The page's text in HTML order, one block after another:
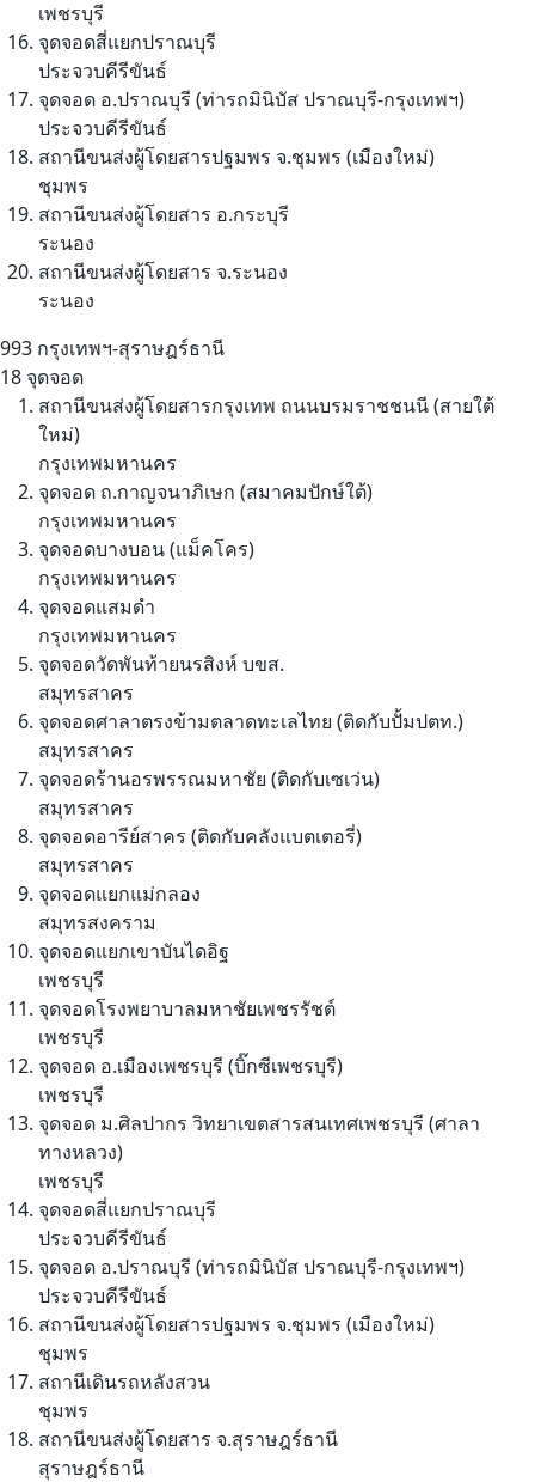
เพชรบุรี
จุดจอดสี่แยกปราณบุรี
ประจวบคีรีขันธ์
จุดจอด อ.ปราณบุรี (ท่ารถมินิบัส ปราณบุรี-กรุงเทพฯ)
ประจวบคีรีขันธ์
สถานีขนส่งผู้โดยสารปฐมพร จ.ชุมพร (เมืองใหม่)
ชุมพร
สถานีขนส่งผู้โดยสาร อ.กระบุรี
ระนอง
สถานีขนส่งผู้โดยสาร จ.ระนอง
ระนอง
993 กรุงเทพฯ-สุราษฎร์ธานี
18 จุดจอด
สถานีขนส่งผู้โดยสารกรุงเทพ ถนนบรมราชชนนี (สายใต้
ใหม่)
กรุงเทพมหานคร
จุดจอด ถ.กาญจนาภิเษก (สมาคมปักษ์ใต้)
กรุงเทพมหานคร
จุดจอดบางบอน (แม็คโคร)
กรุงเทพมหานคร
จุดจอดแสมดำ
กรุงเทพมหานคร
จุดจอดวัดพันท้ายนรสิงห์ บขส.
สมุทรสาคร
จุดจอดศาลาตรงข้ามตลาดทะเลไทย (ติดกับปั้มปตท.)
สมุทรสาคร
จุดจอดร้านอรพรรณมหาชัย (ติดกับเซเว่น)
สมุทรสาคร
จุดจอดอารีย์สาคร (ติดกับคลังแบตเตอรี่)
สมุทรสาคร
จุดจอดแยกแม่กลอง
สมุทรสงคราม
จุดจอดแยกเขาบันไดอิฐ
เพชรบุรี
จุดจอดโรงพยาบาลมหาชัยเพชรรัชต์
เพชรบุรี
จุดจอด อ.เมืองเพชรบุรี (บิ๊กซีเพชรบุรี)
เพชรบุรี
จุดจอด ม.ศิลปากร วิทยาเขตสารสนเทศเพชรบุรี (ศาลา
ทางหลวง)
เพชรบุรี
จุดจอดสี่แยกปราณบุรี
ประจวบคีรีขันธ์
จุดจอด อ.ปราณบุรี (ท่ารถมินิบัส ปราณบุรี-กรุงเทพฯ)
ประจวบคีรีขันธ์
สถานีขนส่งผู้โดยสารปฐมพร จ.ชุมพร (เมืองใหม่)
ชุมพร
สถานีเดินรถหลังสวน
ชุมพร
สถานีขนส่งผู้โดยสาร จ.สุราษฎร์ธานี
สุราษฎร์ธานี